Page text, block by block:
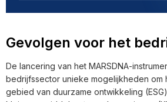
Gevolgen voor het
De lancering van het MARSDNA-
bedrijfssector unieke mogelijkheden om
gebied van duurzame ontwikkeling